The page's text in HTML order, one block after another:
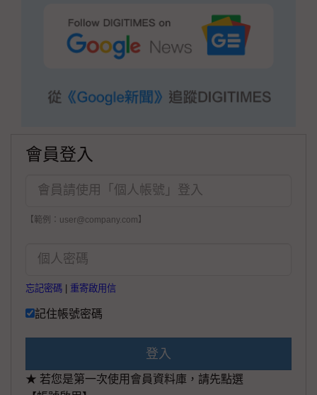
會員登入
【範例：user@company.com】
忘記密碼 重寄啟用信
記住帳號密碼
登入
★ 若您是第一次使用會員資料庫，請先點選